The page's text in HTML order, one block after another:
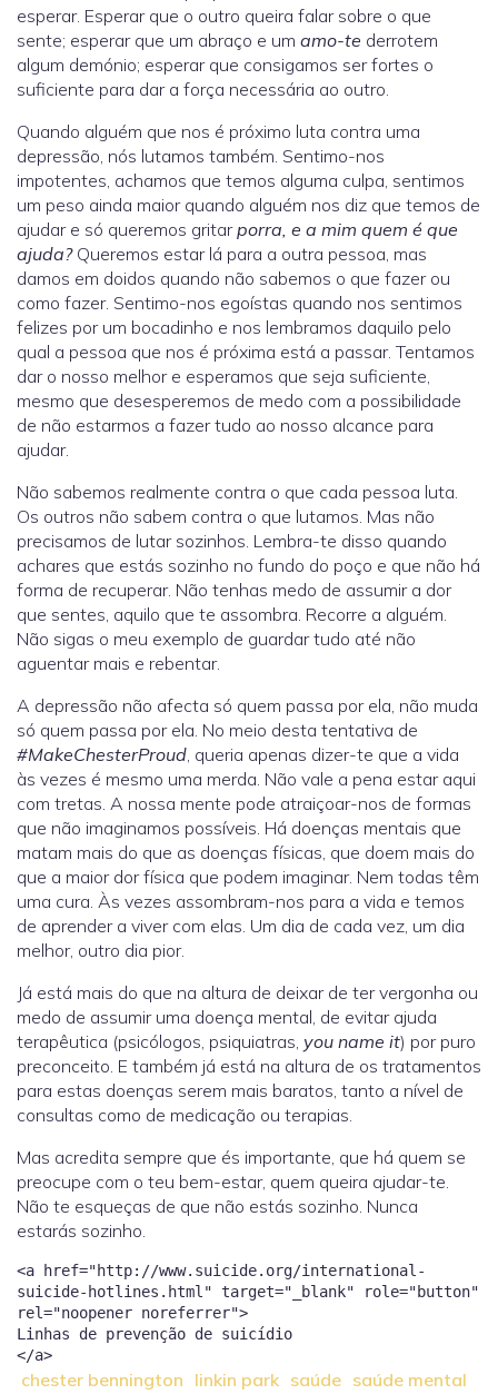
esperar. Esperar que o outro queira falar sobre o que
sente; esperar que um abraço e um amo-te derrotem
algum demónio; esperar que consigamos ser fortes o
suficiente para dar a força necessária ao outro.
Quando alguém que nos é próximo luta contra uma
depressão, nós lutamos também. Sentimo-nos
impotentes, achamos que temos alguma culpa, sentimos
um peso ainda maior quando alguém nos diz que temos de
ajudar e só queremos gritarporra, e a mim quem é que
ajuda?Queremos estar lá para a outra pessoa, mas
damos em doidos quando não sabemos o que fazer ou
como fazer. Sentimo-nos egoístas quando nos sentimos
felizes por um bocadinho e nos lembramos daquilo pelo
qual a pessoa que nos é próxima está a passar. Tentamos
dar o nosso melhor e esperamos que seja suficiente,
mesmo que desesperemos de medo com a possibilidade
de não estarmos a fazer tudo ao nosso alcance para
ajudar.
Não sabemos realmente contra o que cada pessoa luta.
Os outros não sabem contra o que lutamos. Mas não
precisamos de lutar sozinhos. Lembra-te disso quando
achares que estás sozinho no fundo do poço e que não há
forma de recuperar. Não tenhas medo de assumir a dor
que sentes, aquilo que te assombra. Recorre a alguém.
Não sigas o meu exemplo de guardar tudo até não
aguentar mais e rebentar.
A depressão não afecta só quem passa por ela, não muda
só quem passa por ela. No meio desta tentativa de
#MakeChesterProud, queria apenas dizer-te que a vida
às vezes é mesmo uma merda. Não vale a pena estar aqui
com tretas. A nossa mente pode atraiçoar-nos de formas
que não imaginamos possíveis. Há doenças mentais que
matam mais do que as doenças físicas, que doem mais do
que a maior dor física que podem imaginar. Nem todas têm
uma cura. Às vezes assombram-nos para a vida e temos
de aprender a viver com elas. Um dia de cada vez, um dia
melhor, outro dia pior.
Já está mais do que na altura de deixar de ter vergonha ou
medo de assumir uma doença mental, de evitar ajuda
terapêutica (psicólogos, psiquiatras, you name it) por puro
preconceito. E também já está na altura de os tratamentos
para estas doenças serem mais baratos, tanto a nível de
consultas como de medicação ou terapias.
Mas acredita sempre que és importante, que há quem se
preocupe com o teu bem-estar, quem queira ajudar-te.
Não te esqueças de que não estás sozinho. Nunca
estarás sozinho.
<a href="http://www.suicide.org/international-
suicide-hotlines.html" target="_blank" role="button"
rel="noopener noreferrer">
Linhas de prevenção de suicídio
chester bennington linkin park saúde saúde mental